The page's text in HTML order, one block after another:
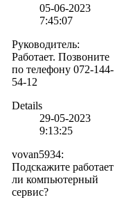
05-06-2023
7:45:07
Руководитель:
Работает. Позвоните
по телефону 072-144-
54-12
Details
29-05-2023
9:13:25
vovan5934:
Подскажите работает
ли компьютерный
сервис?